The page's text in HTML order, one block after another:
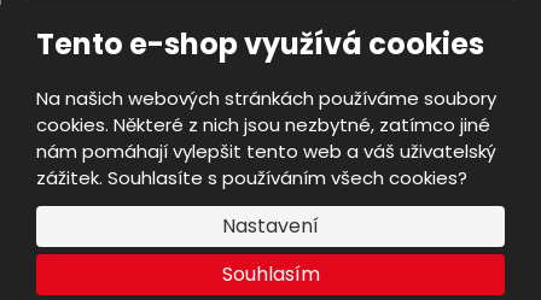
Tento e-shop využívá cookies
Na našich webových stránkách používáme soubory
cookies. Některé z nich jsou nezbytné, zatímco jiné
nám pomáhají vylepšit tento web a váš uživatelský
zážitek. Souhlasíte s používáním všech cookies?
Nastavení
Souhlasím
© 2026, ESAKO SÝKORA ARMS s.r.o.
Mapa stránek
Vyrobila
B
N